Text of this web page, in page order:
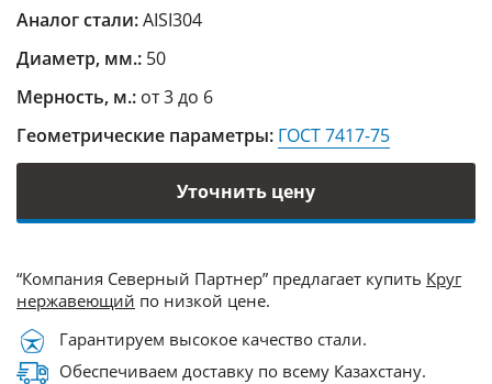
Аналог стали:AISI304
Диаметр, мм.: 50
Мерность, м.: от 3 до 6
Геометрические параметры: ГОСТ 7417-75
Уточнить цену
“Компания Северный Партнер” предлагает купить Круг
нержавеющий по низкой цене.
Гарантируем высокое качество стали.
Обеспечиваем доставку по всему Казахстану.